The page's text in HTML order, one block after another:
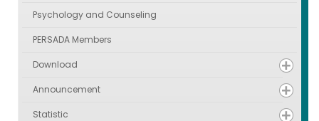
Psychology and Counseling
PERSADA Members
Download
Announcement
Statistic